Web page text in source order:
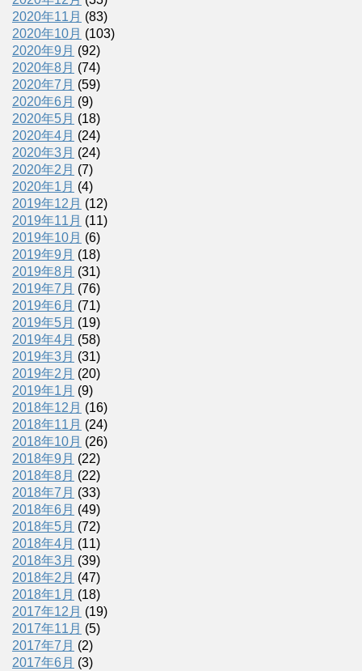
2020年11月 (83)
2020年10月 (103)
2020年9月 (92)
2020年8月 (74)
2020年7月 (59)
2020年6月 (9)
2020年5月 (18)
2020年4月 (24)
2020年3月 (24)
2020年2月 (7)
2020年1月 (4)
2019年12月 (12)
2019年11月 (11)
2019年10月 (6)
2019年9月 (18)
2019年8月 (31)
2019年7月 (76)
2019年6月 (71)
2019年5月 (19)
2019年4月 (58)
2019年3月 (31)
2019年2月 (20)
2019年1月 (9)
2018年12月 (16)
2018年11月 (24)
2018年10月 (26)
2018年9月 (22)
2018年8月 (22)
2018年7月 (33)
2018年6月 (49)
2018年5月 (72)
2018年4月 (11)
2018年3月 (39)
2018年2月 (47)
2018年1月 (18)
2017年12月 (19)
2017年11月 (5)
2017年7月 (2)
2017年6月 (3)